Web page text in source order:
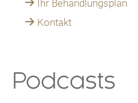
Ihr Behandlungsplan
Kontakt
Podcasts